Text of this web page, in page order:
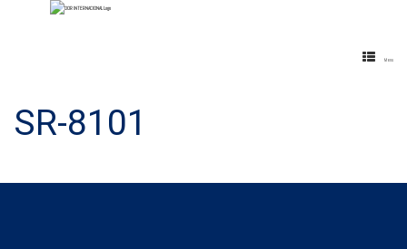
Menu
SR-8101